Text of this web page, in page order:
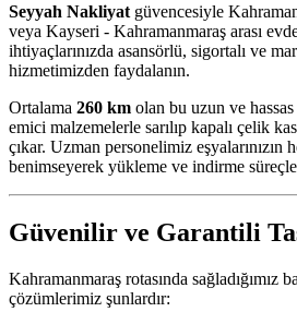
Seyyah Nakliyat güvencesiyle
veya Kayseri - Kahramanmaraş arası
ihtiyaçlarınızda asansörlü, sigortalı ve
hizmetimizden faydalanın.
Ortalama 260 km olan bu uzun ve hassas
emici malzemelerle sarılıp kapalı çelik
çıkar. Uzman personelimiz eşyalarınızın
benimseyerek yükleme ve indirme
Güvenilir ve Garantili
Kahramanmaraş rotasında sağladığımız
çözümlerimiz şunlardır: